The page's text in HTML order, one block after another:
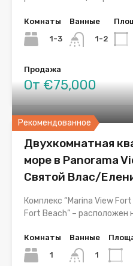
Комнаты
1-3
Ванные
1-2
Продажа
От €75,000
Рекомендованное
Двухкомнатная
море в Panorama
Святой Влас/
Комплекс “Marina View
Fort Beach” – расположен
Комнаты
1
Ванные
1